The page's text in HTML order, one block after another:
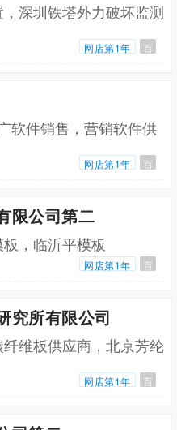
深圳铁塔外力破坏监测
网店第1年 百
软件销售，营销软件供
网店第1年 百
限公司第二
，临沂平模板
网店第1年 百
究所有限公司
维板供应商，北京芳纶
网店第1年 百